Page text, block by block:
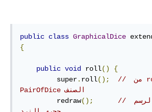
public class GraphicalDice
{
public void roll()
{
         super
. roll();
// ‫استدعي roll من
الصنف PairOfDice
         redraw
();
// استدعي تابع لرسم